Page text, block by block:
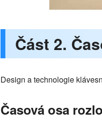
Část 2.
Design a technologie
Časová osa